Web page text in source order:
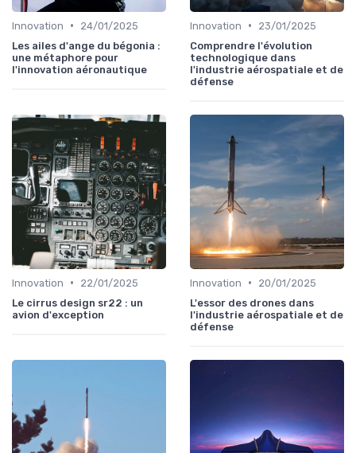
Innovation •
24/01/2025
Les ailes d'ange du bégonia :
une métaphore pour
l'innovation aéronautique
Innovation •
23/01/2025
Comprendre l'évolution
technologique dans
l'industrie aérospatiale et de
défense
Innovation •
22/01/2025
Le cirrus design sr22 : un
avion d'exception
Innovation •
20/01/2025
L'essor des drones dans
l'industrie aérospatiale et de
défense